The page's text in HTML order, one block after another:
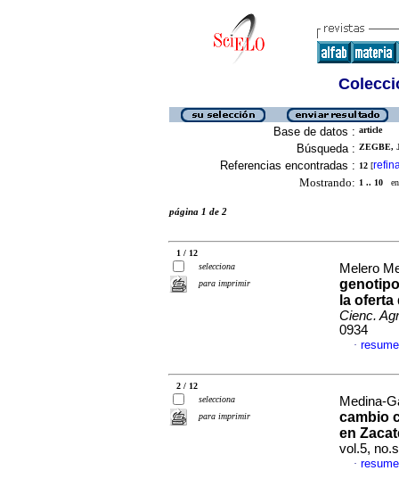
Base de datos : article
Búsqueda : ZEGBE,
Referencias encontradas : 12 [
Mostrando: 1 .. 10 en
página 1 de 2
1 / 12
selecciona
para imprimir
Melero
la
Cienc.
0934
·
2 / 12
selecciona
para imprimir
Medina-
cambio
en
vol.5,
·